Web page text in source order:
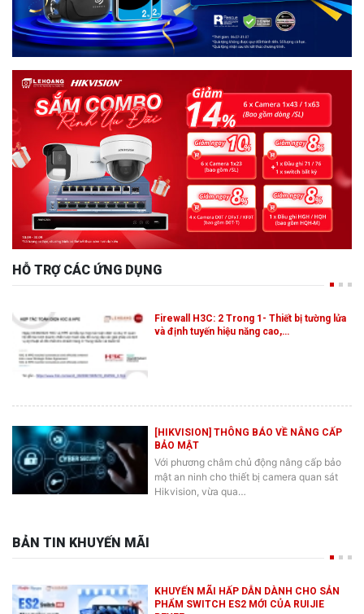
HỖ TRỢ CÁC ỨNG DỤNG
và định tuyến hiệu năng cao,…
BẢO MẬT
Với phương châm chủ động nâng cấp bảo
mật an ninh cho thiết bị camera quan sát
Hikvision, vừa qua…
BẢN TIN KHUYẾN MÃI
PHẨM SWITCH ES2 MỚI CỦA RUIJIE
REYEE